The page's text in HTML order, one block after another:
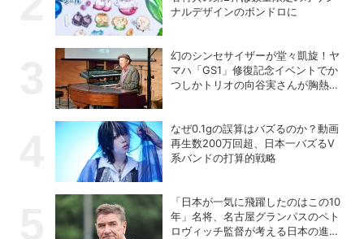
ナルデザインのボンドロに
幻のシンセサイザーが堂々凱旋！ヤ
マハ「GS1」修復記念イベントでか
つしかトリオの向谷実さんが胸熱ト
なぜ0.1gの誤算はバズるのか？動画
再生数200万回超、日本一バズるV
系バンドの打算的戦略
「日本が一気に飛躍したのはこの10
年」名将、名古屋グランパスのペト
ロヴィッチ監督が考える日本の進化